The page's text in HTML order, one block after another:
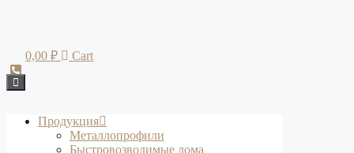
0,00 ₽ Cart
Продукция
Металлопрофили
Быстровозводимые дома